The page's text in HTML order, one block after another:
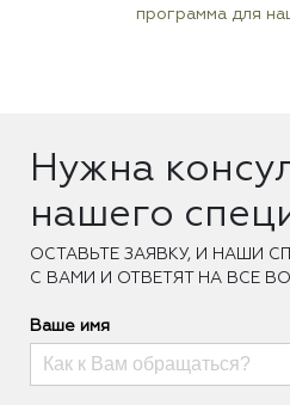
программа для
Нужна
нашего
ОCТАВЬТЕ ЗАЯВКУ, И НАШИ
С ВАМИ И ОТВЕТЯТ НА ВСЕ
Ваше имя